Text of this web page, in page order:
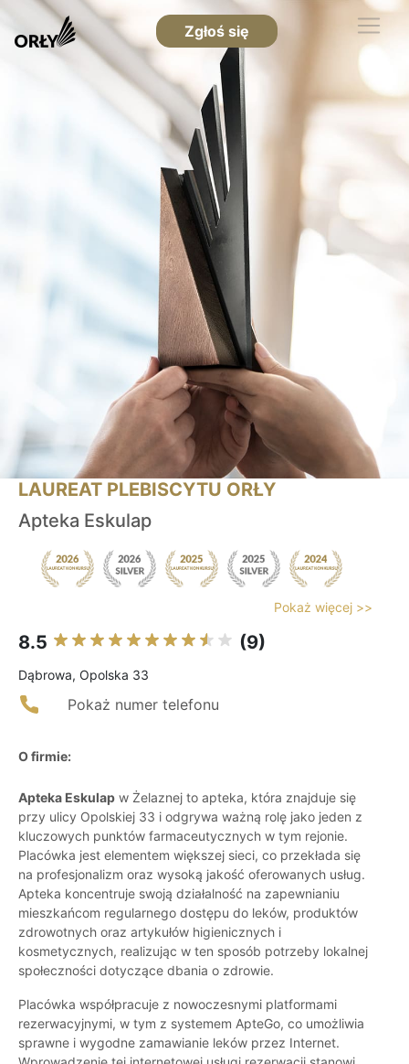
Zgłoś się
LAUREAT PLEBISCYTU ORŁY
Apteka Eskulap
Pokaż więcej >>
8.5 (9)
Dąbrowa, Opolska 33
Pokaż numer telefonu
O firmie:
Apteka Eskulap w Żelaznej to apteka, która znajduje się
przy ulicy Opolskiej 33 i odgrywa ważną rolę jako jeden z
kluczowych punktów farmaceutycznych w tym rejonie.
Placówka jest elementem większej sieci, co przekłada się
na profesjonalizm oraz wysoką jakość oferowanych usług.
Apteka koncentruje swoją działalność na zapewnianiu
mieszkańcom regularnego dostępu do leków, produktów
zdrowotnych oraz artykułów higienicznych i
kosmetycznych, realizując w ten sposób potrzeby lokalnej
społeczności dotyczące dbania o zdrowie.
Placówka współpracuje z nowoczesnymi platformami
rezerwacyjnymi, w tym z systemem ApteGo, co umożliwia
sprawne i wygodne zamawianie leków przez Internet.